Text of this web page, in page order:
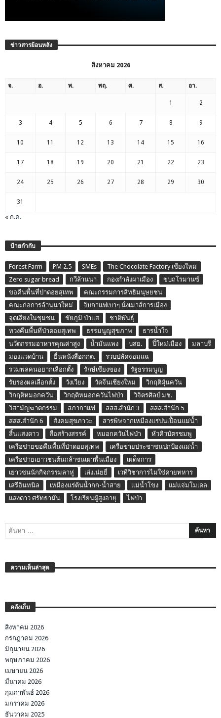
ข่าวสารย้อนหลัง
สิงหาคม 2026
จ. อ. พ. พฤ. ศ. ส. อา.
1 2
3 4 5 6 7 8 9
10 11 12 13 14 15 16
17 18 19 20 21 22 23
24 25 26 27 28 29 30
31
« ก.ค.
ป้ายกำกับ
Forest Farm PM 2.5 SMEs
The Chocolate Factory เชียงใหม่
Zero sugar bread
กวีล้านนา กองกำลังผาเมือง
ขบถโรมานซ์
ขอคืนพื้นที่ป่าดอยสุเทพ
คณะกรรมการสิทธิมนุษยชน
คณะก่อการล้านนาใหม่
จิบกาแฟเบาๆ นั่งเมาส์การเมือง
จุดเสี่ยงในชุมชน
ชัยภูมิ ป่าแส
ชาติพันธุ์
ทวงคืนพื้นที่ป่าดอยสุเทพ
ธรรมนูญสุขภาพ
ธารน้ำใจ
นวัตกรรมอาหารคุณค่าสูง
น้ำมันแพง บสย. ปี๋ใหม่เมือง
มลาบรี
มองแวดบ้าน
ยื่นหนังสือกกต.
รวบปลัดจอมแฉ
รวมพลคนอยากเลือกตั้ง
รักษ์เชียงของ
รัฐธรรมนูญ
รับรองผลเลือกตั้ง
วังเวียง วัดจีนเชียงใหม่
วิกฤติฝุ่นควัน
วิกฤติหมอกควัน
วิกฤติหมอกควันไฟป่า
วิจิตรศิลป์ มช.
วิสามัญฆาตกรรม
สภากาแฟ สสส.สำนัก 3
สสส.สำนัก 5
สสส.สำนัก 6
สังคมสุขภาวะ
สารพิษจากเหมืองแร่ปนเปื้อนแม่น้ำ
สิ้นแสงดาว
สื่อสร้างสรรค์ หมอกควันไฟป่า
หัวคิวบัตรชมพู
เครือข่ายขอคืนพื้นที่ป่าดอยสุเทพ
เครือข่ายประชาชนปกป้องแม่น้ำ
เครือข่ายเยาวชนต้นกล้าชนเผ่าพื้นเมือง
เผด็จการ
เยาวชนนักกิจกรรมลาหู่
เล่งเน่ยยี่
เวทีวิชาการไม่ใช่ค่ายทหาร
เสรีอินทนิล
เหมืองแร่ต้นน้ำกก-น้ำสาย แม่น้ำโขง
แม่แจ่มโมเดล
แสงดาว ศรัทธามั่น
โรงเรียนผู้สูงอายุ ไฟป่า
ความเห็นล่าสุด
คลังเก็บ
สิงหาคม 2026
กรกฎาคม 2026
มิถุนายน 2026
พฤษภาคม 2026
เมษายน 2026
มีนาคม 2026
กุมภาพันธ์ 2026
มกราคม 2026
ธันวาคม 2025